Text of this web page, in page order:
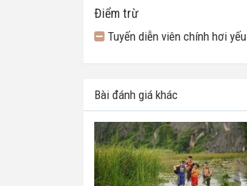
Điểm trừ
Tuyến diễn viên chính hơi yếu
Bài đánh giá khác